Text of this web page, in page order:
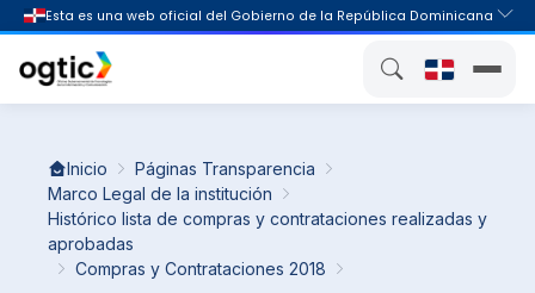
Inicio
Páginas Transparencia
Marco Legal de la institución
Histórico lista de compras y contrataciones realizadas y
aprobadas
Compras y Contrataciones 2018